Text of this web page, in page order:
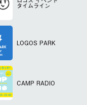
タイムライン
LOGOS PARK
CAMP RADIO